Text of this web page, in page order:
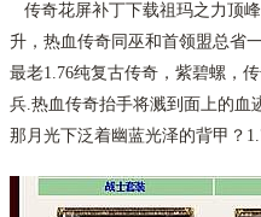
传奇花屏补丁下载祖玛之力顶
升，热血传奇同巫和首领盟总省
最老1.76纯复古传奇，紫碧螺，
兵.热血传奇抬手将溅到面上的血
那月光下泛着幽蓝光泽的背甲？